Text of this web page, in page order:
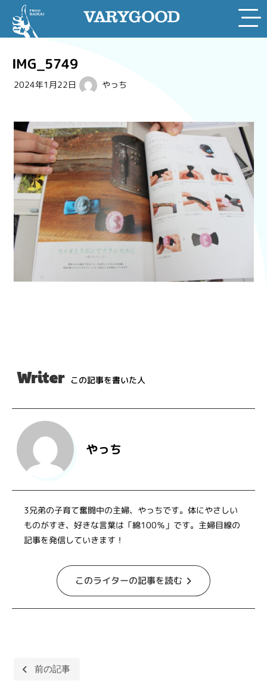
content
IMG_5749
2024年1月22日 やっち
Writer この記事を書いた人
やっち
3兄弟の子育て奮闘中の主婦、やっちです。体にやさしい
ものがすき、好きな言葉は「綿100％」です。主婦目線の
記事を発信していきます！
このライターの記事を読む
投
前の記事